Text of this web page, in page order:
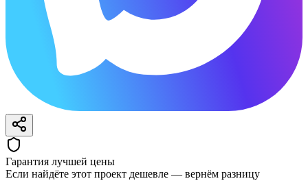
Гарантия лучшей цены
Если найдёте этот проект дешевле — вернём разницу